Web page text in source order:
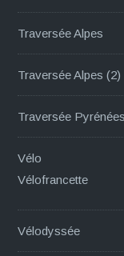
Traversée Alpes
Traversée Alpes (2)
Traversée Pyrénées
Vélo
Vélofrancette
Vélodyssée